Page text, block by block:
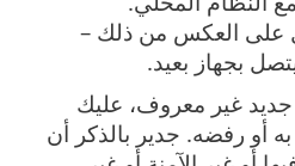
على العكس من ذلك –
بجهاز بعيد.
غير معروف، عليك
أو رفضه. جدير بالذكر أن